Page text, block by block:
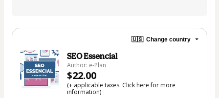
🇺🇸 Change country
SEO Essencial
Author: e-Plan
$22.00
(+ applicable taxes. Click herefor more
information)